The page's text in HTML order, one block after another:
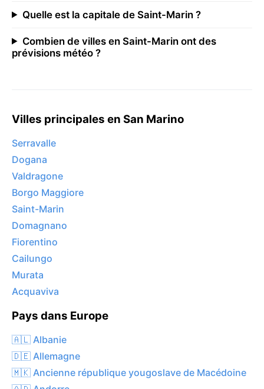
Quelle est la capitale de Saint-Marin ?
Combien de villes en Saint-Marin ont des
prévisions météo ?
Villes principales en San Marino
Serravalle
Dogana
Valdragone
Borgo Maggiore
Saint-Marin
Domagnano
Fiorentino
Cailungo
Murata
Acquaviva
Pays dans Europe
🇦🇱 Albanie
🇩🇪 Allemagne
🇲🇰 Ancienne république yougoslave de Macédoine